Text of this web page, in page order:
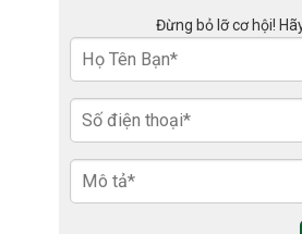
Đừng bỏ lỡ cơ hội!